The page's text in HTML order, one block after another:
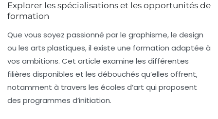
Explorer les spécialisations et les opportunités de
formation
Que vous soyez passionné par le graphisme, le design
ou les arts plastiques, il existe une formation adaptée à
vos ambitions. Cet article examine les différentes
filières disponibles et les débouchés qu’elles offrent,
notamment à travers les écoles d’art qui proposent
des programmes d’initiation.